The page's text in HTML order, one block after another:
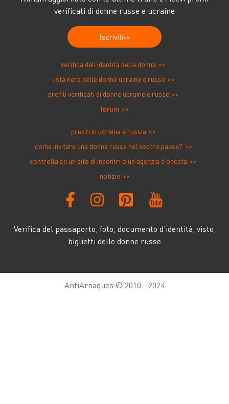
verificati di donne russe e ucraine
Iscriviti
verifica dell’identità della donna
lista nera delle donne ucraine e russe
profili verificati di donne ucraine e russe
forum
prezzi in ucraina e russia
come invitare una donna russa nel vostro paese?
controlla se un sito di incontri o un’agenzia è onesta
notizie
Verifica del passaporto, foto, documento d’identità, visto,
biglietti delle donne russe
AntiArnaques © 2010 - 2024